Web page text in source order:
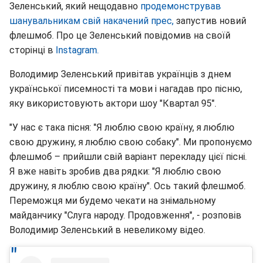
Зеленський, який нещодавно продемонстрував
шанувальникам свій накачений прес, запустив новий
флешмоб. Про це Зеленський повідомив на своїй
сторінці в Instagram.
Володимир Зеленський привітав українців з днем
української писемності та мови і нагадав про пісню,
яку використовують актори шоу "Квартал 95".
"У нас є така пісня: "Я люблю свою країну, я люблю
свою дружину, я люблю свою собаку". Ми пропонуємо
флешмоб – прийшли свій варіант перекладу цієї пісні.
Я вже навіть зробив два рядки: "Я люблю свою
дружину, я люблю свою країну". Ось такий флешмоб.
Переможця ми будемо чекати на знімальному
майданчику "Слуга народу. Продовження", - розповів
Володимир Зеленський в невеликому відео.